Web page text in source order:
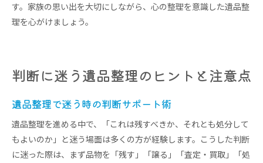
す。家族の思い出を大切にしながら、心の整理を意識した遺品整
理を心がけましょう。
判断に迷う遺品整理のヒントと注意点
遺品整理で迷う時の判断サポート術
遺品整理を進める中で、「これは残すべきか、それとも処分して
もよいのか」と迷う場面は多くの方が経験します。こうした判断
に迷った際は、まず品物を「残す」「譲る」「査定・買取」「処